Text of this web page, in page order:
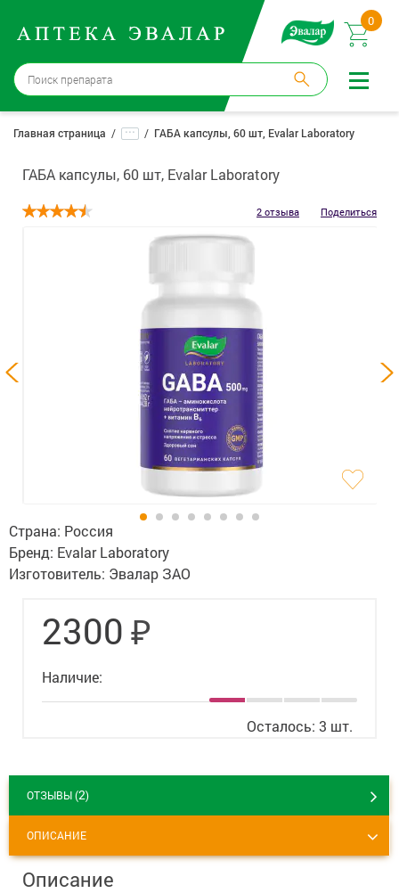
0
Бийск→ 15 аптек
Войти |
Регистрация
Доставка и оплата
Способ получения:не выбран
Косметика
Изделия медицинского назначения
Медтехника
Оптика
Мама и малыш
Уход за больными
Главная страница ... ГАБА капсулы, 60 шт, Evalar Laboratory
ГАБА капсулы, 60 шт, Evalar Laboratory
2 отзыва Поделиться
Страна: Россия
Бренд: Evalar Laboratory
Изготовитель: Эвалар ЗАО
2300₽
Наличие:
Осталось: 3 шт.
ОТЗЫВЫ (2)
ОПИСАНИЕ
Описание